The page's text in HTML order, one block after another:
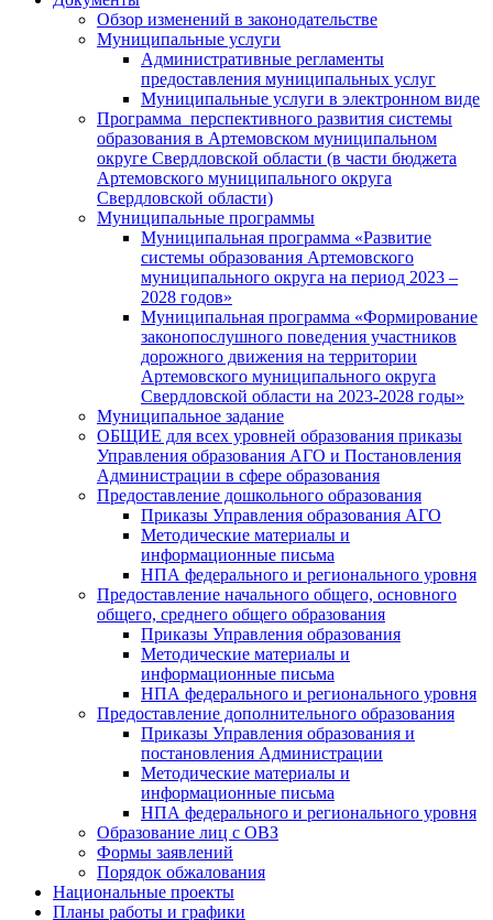
Обзор изменений в законодательстве
Муниципальные услуги
Административные регламенты
предоставления муниципальных услуг
Муниципальные услуги в электронном виде
Программа перспективного развития системы
образования в Артемовском муниципальном
округе Свердловской области (в части бюджета
Артемовского муниципального округа
Свердловской области)
Муниципальные программы
Муниципальная программа «Развитие
системы образования Артемовского
муниципального округа на период 2023 –
2028 годов»
Муниципальная программа «Формирование
законопослушного поведения участников
дорожного движения на территории
Артемовского муниципального округа
Свердловской области на 2023-2028 годы»
Муниципальное задание
ОБЩИЕ для всех уровней образования приказы
Управления образования АГО и Постановления
Администрации в сфере образования
Предоставление дошкольного образования
Приказы Управления образования АГО
Методические материалы и
информационные письма
НПА федерального и регионального уровня
Предоставление начального общего, основного
общего, среднего общего образования
Приказы Управления образования
Методические материалы и
информационные письма
НПА федерального и регионального уровня
Предоставление дополнительного образования
Приказы Управления образования и
постановления Администрации
Методические материалы и
информационные письма
НПА федерального и регионального уровня
Образование лиц с ОВЗ
Формы заявлений
Порядок обжалования
Национальные проекты
Планы работы и графики